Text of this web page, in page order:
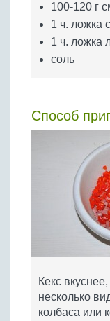
100-120 г
1 ч. ложка
1 ч. ложка
соль
Способ
Кекс
несколько
колбаса или